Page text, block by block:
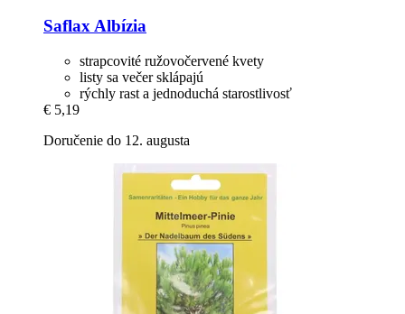
Saflax Albízia
strapcovité ružovočervené kvety
listy sa večer sklápajú
rýchly rast a jednoduchá starostlivosť
€ 5,19
Doručenie do 12. augusta